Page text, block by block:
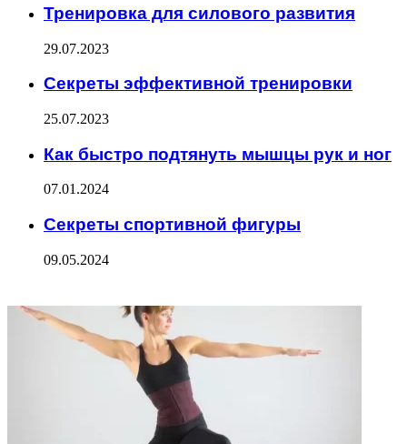
Тренировка для силового развития
29.07.2023
Секреты эффективной тренировки
25.07.2023
Как быстро подтянуть мышцы рук и ног
07.01.2024
Секреты спортивной фигуры
09.05.2024